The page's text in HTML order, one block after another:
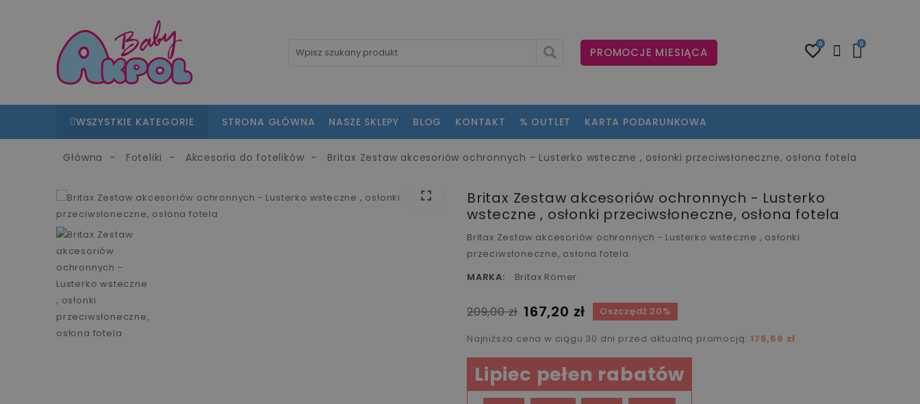
PROMOCJE MIESIĄCA
0 0
WSZYSTKIE KATEGORIE STRONA GŁÓWNA NASZE SKLEPY BLOG KONTAKT % OUTLET KARTA PODARUNKOWA
Główna Foteliki Akcesoria do fotelików Britax Zestaw akcesoriów ochronnych - Lusterko wsteczne , osłonki przeciwsłoneczne, osłona fotela
fullscreen
Britax Zestaw akcesoriów ochronnych - Lusterko
wsteczne , osłonki przeciwsłoneczne, osłona fotela
Britax Zestaw akcesoriów ochronnych - Lusterko wsteczne , osłonki
przeciwsłoneczne, osłona fotela
MARKA:
Britax Römer
209,00 zł 167,20 zł Oszczędź 20%
Najniższa cena w ciągu 30 dni przed aktualną promocją: 175,56 zł
Lipiec pełen rabatów